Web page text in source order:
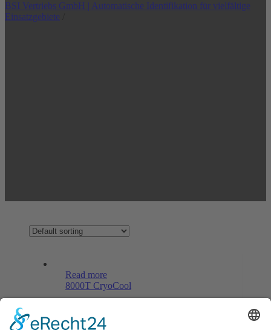
BSI Vertriebs GmbH | Automatische Identifikation für vielfältige
Einsatzgebiete
Read more
8000T CryoCool